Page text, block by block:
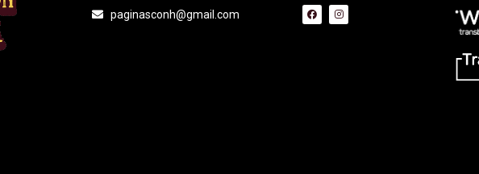
paginasconh@gmail.com